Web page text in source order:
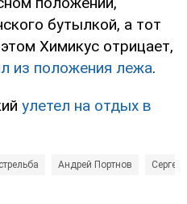
бутылкой, а тот
Химикус отрицает,
из положения лежа.
улетел на отдых в
стрельба Андрей Портнов